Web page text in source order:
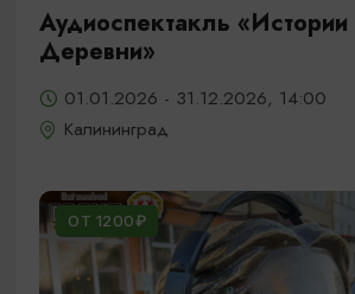
Аудиоспектакль
Деревни»
01.01.2026 - 31.12.2026, 14:00
Калининград
ОТ 1200₽